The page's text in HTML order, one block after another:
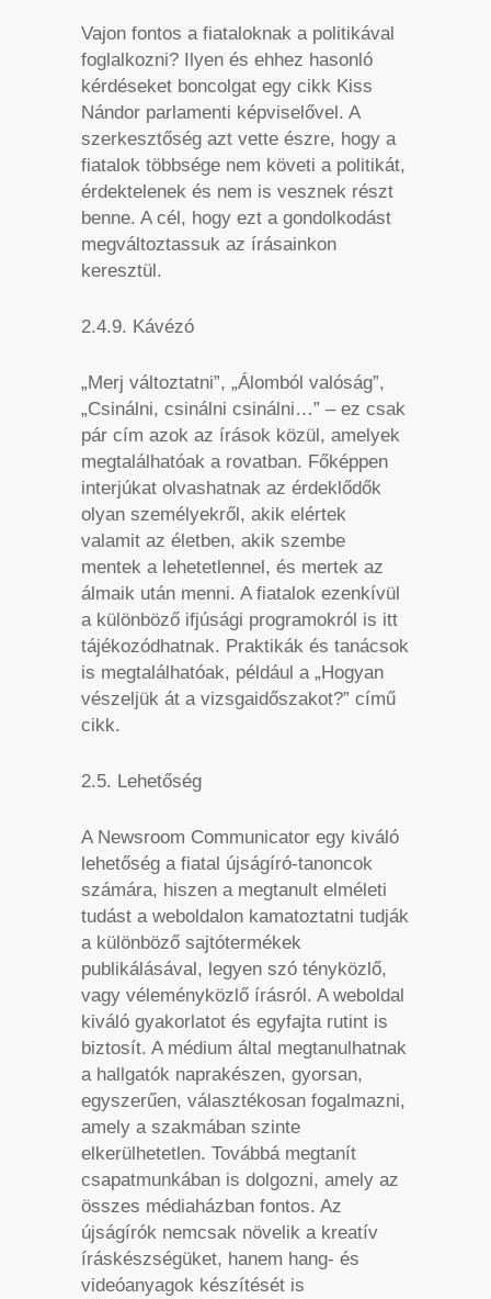
Vajon fontos a fiataloknak a politikával
foglalkozni? Ilyen és ehhez hasonló
kérdéseket boncolgat egy cikk Kiss
Nándor parlamenti képviselővel. A
szerkesztőség azt vette észre, hogy a
fiatalok többsége nem követi a politikát,
érdektelenek és nem is vesznek részt
benne. A cél, hogy ezt a gondolkodást
megváltoztassuk az írásainkon
keresztül.
2.4.9. Kávézó
„Merj változtatni”, „Álomból valóság”,
„Csinálni, csinálni csinálni…” – ez csak
pár cím azok az írások közül, amelyek
megtalálhatóak a rovatban. Főképpen
interjúkat olvashatnak az érdeklődők
olyan személyekről, akik elértek
valamit az életben, akik szembe
mentek a lehetetlennel, és mertek az
álmaik után menni. A fiatalok ezenkívül
a különböző ifjúsági programokról is itt
tájékozódhatnak. Praktikák és tanácsok
is megtalálhatóak, például a „Hogyan
vészeljük át a vizsgaidőszakot?” című
cikk.
2.5. Lehetőség
A Newsroom Communicator egy kiváló
lehetőség a fiatal újságíró-tanoncok
számára, hiszen a megtanult elméleti
tudást a weboldalon kamatoztatni tudják
a különböző sajtótermékek
publikálásával, legyen szó tényközlő,
vagy véleményközlő írásról. A weboldal
kiváló gyakorlatot és egyfajta rutint is
biztosít. A médium által megtanulhatnak
a hallgatók naprakészen, gyorsan,
egyszerűen, választékosan fogalmazni,
amely a szakmában szinte
elkerülhetetlen. Továbbá megtanít
csapatmunkában is dolgozni, amely az
összes médiaházban fontos. Az
újságírók nemcsak növelik a kreatív
íráskészségüket, hanem hang- és
videóanyagok készítését is